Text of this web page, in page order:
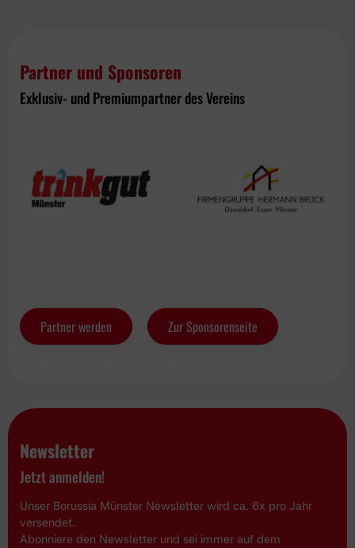
Partner und Sponsoren
Exklusiv- und Premiumpartner des Vereins
Partner werden Zur Sponsorenseite
Newsletter
Jetzt anmelden!
Unser Borussia Münster Newsletter wird ca. 6x pro Jahr
versendet.
Abonniere den Newsletter und sei immer auf dem